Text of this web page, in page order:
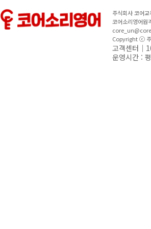
주식회사 코어
코어소리영어원
Copyright ⓒ 주
고객센터｜
운영시간 :